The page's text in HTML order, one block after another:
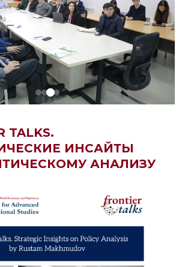
TALKS.
ИНСАЙТЫ
АНАЛИЗУ